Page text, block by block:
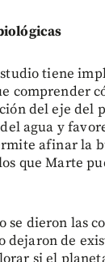
tiene
comprender
del eje del
agua y
afinar la
que Marte
se dieron las
dejaron de